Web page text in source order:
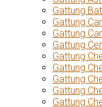
Gattung
Gattung
Gattung
Gattung
Gattung
Gattung
Gattung
Gattung
Gattung